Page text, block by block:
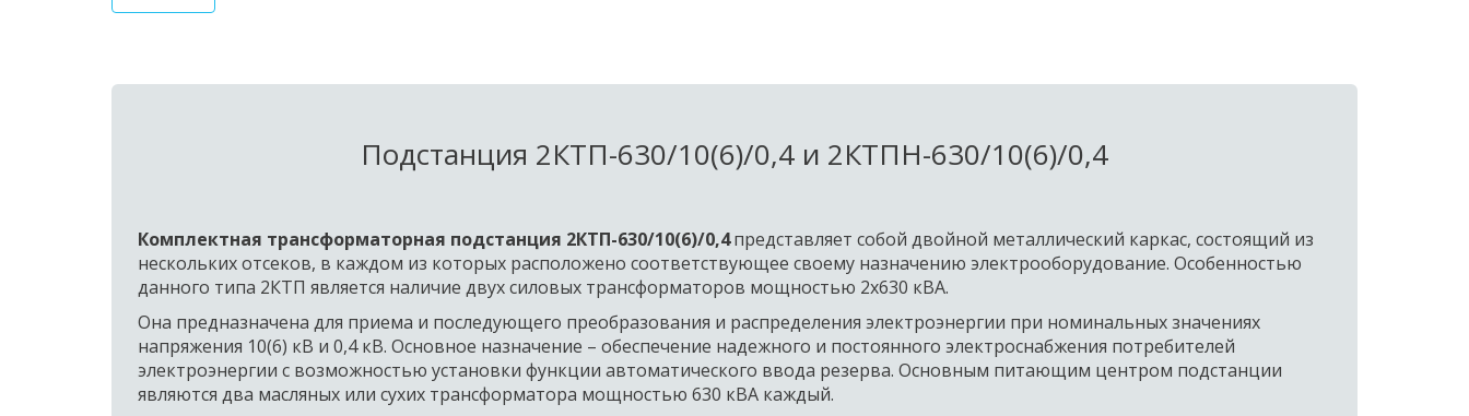
Подстанция 2КТП-630/10(6)/0,4 и 2КТПН-630/10(6)/0,4
Комплектная трансформаторная подстанция 2КТП-630/10(6)/0,4 представляет собой двойной металлический каркас, состоящий из
нескольких отсеков, в каждом из которых расположено соответствующее своему назначению электрооборудование. Особенностью
данного типа 2КТП является наличие двух силовых трансформаторов мощностью 2х630 кВА.
Она предназначена для приема и последующего преобразования и распределения электроэнергии при номинальных значениях
напряжения 10(6) кВ и 0,4 кВ. Основное назначение – обеспечение надежного и постоянного электроснабжения потребителей
электроэнергии с возможностью установки функции автоматического ввода резерва. Основным питающим центром подстанции
являются два масляных или сухих трансформатора мощностью 630 кВА каждый.